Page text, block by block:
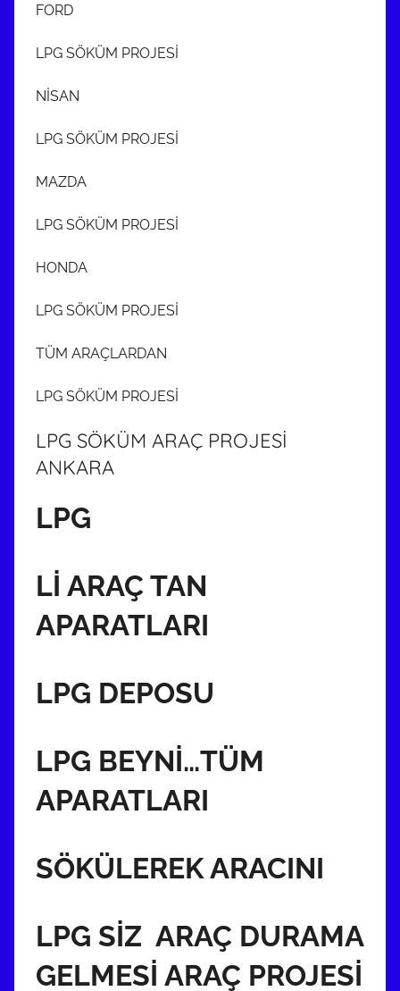
FORD
LPG SÖKÜM PROJESİ
NİSAN
LPG SÖKÜM PROJESİ
MAZDA
LPG SÖKÜM PROJESİ
HONDA
LPG SÖKÜM PROJESİ
TÜM ARAÇLARDAN
LPG SÖKÜM PROJESİ
LPG SÖKÜM ARAÇ PROJESİ
ANKARA
LPG
Lİ ARAÇ TAN
APARATLARI
LPG DEPOSU
LPG BEYNİ…TÜM
APARATLARI
SÖKÜLEREK ARACINI
LPG SİZ ARAÇ DURAMA
GELMESİ ARAÇ PROJESİ